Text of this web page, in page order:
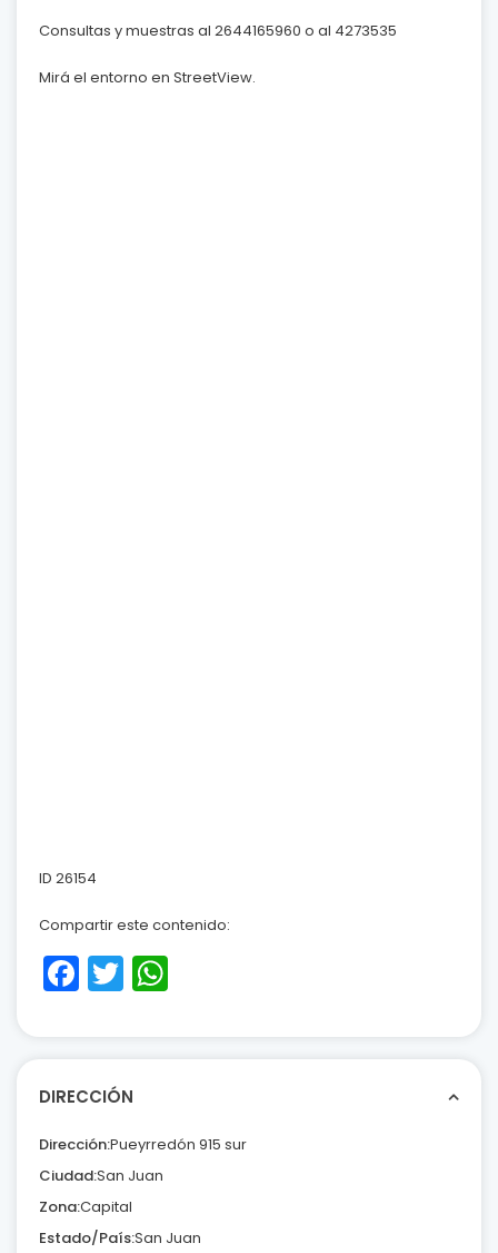
Consultas y muestras al 2644165960 o al 4273535
Mirá el entorno en StreetView.
ID 26154
Compartir este contenido:
Facebook
Twitter
DIRECCIÓN
Dirección:Pueyrredón 915 sur
Ciudad:San Juan
Zona:Capital
Estado/País:San Juan